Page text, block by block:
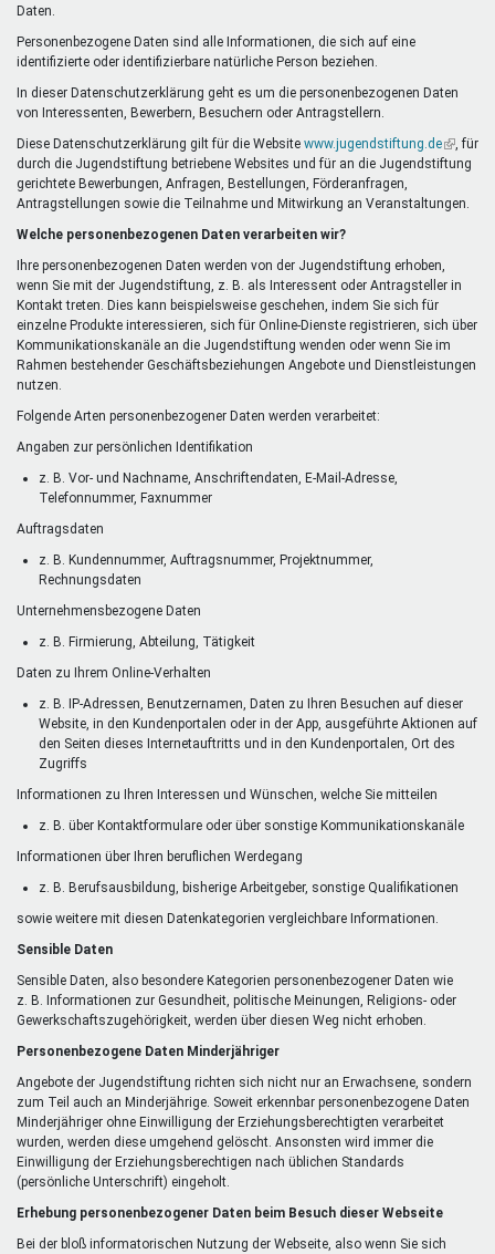
Daten.
Personenbezogene Daten sind alle Informationen, die sich auf eine
identifizierte oder identifizierbare natürliche Person beziehen.
In dieser Datenschutzerklärung geht es um die personenbezogenen Daten
von Interessenten, Bewerbern, Besuchern oder Antragstellern.
Diese Datenschutzerklärung gilt für die Website www.jugendstiftung.de(Link
ist
, für
durch die Jugendstiftung betriebene Websites und für an die Jugendstiftung
gerichtete Bewerbungen, Anfragen, Bestellungen, Förderanfragen,
Antragstellungen sowie die Teilnahme und Mitwirkung an Veranstaltungen.
Welche personenbezogenen Daten verarbeiten wir?
Ihre personenbezogenen Daten werden von der Jugendstiftung erhoben,
wenn Sie mit der Jugendstiftung, z. B. als Interessent oder Antragsteller in
Kontakt treten. Dies kann beispielsweise geschehen, indem Sie sich für
einzelne Produkte interessieren, sich für Online-Dienste registrieren, sich über
Kommunikationskanäle an die Jugendstiftung wenden oder wenn Sie im
Rahmen bestehender Geschäftsbeziehungen Angebote und Dienstleistungen
nutzen.
Folgende Arten personenbezogener Daten werden verarbeitet:
Angaben zur persönlichen Identifikation
z. B. Vor- und Nachname, Anschriftendaten, E-Mail-Adresse,
Telefonnummer, Faxnummer
Auftragsdaten
z. B. Kundennummer, Auftragsnummer, Projektnummer,
Rechnungsdaten
Unternehmensbezogene Daten
z. B. Firmierung, Abteilung, Tätigkeit
Daten zu Ihrem Online-Verhalten
z. B. IP-Adressen, Benutzernamen, Daten zu Ihren Besuchen auf dieser
Website, in den Kundenportalen oder in der App, ausgeführte Aktionen auf
den Seiten dieses Internetauftritts und in den Kundenportalen, Ort des
Zugriffs
Informationen zu Ihren Interessen und Wünschen, welche Sie mitteilen
z. B. über Kontaktformulare oder über sonstige Kommunikationskanäle
Informationen über Ihren beruflichen Werdegang
z. B. Berufsausbildung, bisherige Arbeitgeber, sonstige Qualifikationen
sowie weitere mit diesen Datenkategorien vergleichbare Informationen.
Sensible Daten
Sensible Daten, also besondere Kategorien personenbezogener Daten wie
z. B. Informationen zur Gesundheit, politische Meinungen, Religions- oder
Gewerkschaftszugehörigkeit, werden über diesen Weg nicht erhoben.
Personenbezogene Daten Minderjähriger
Angebote der Jugendstiftung richten sich nicht nur an Erwachsene, sondern
zum Teil auch an Minderjährige. Soweit erkennbar personenbezogene Daten
Minderjähriger ohne Einwilligung der Erziehungsberechtigten verarbeitet
wurden, werden diese umgehend gelöscht. Ansonsten wird immer die
Einwilligung der Erziehungsberechtigen nach üblichen Standards
(persönliche Unterschrift) eingeholt.
Erhebung personenbezogener Daten beim Besuch dieser Webseite
Bei der bloß informatorischen Nutzung der Webseite, also wenn Sie sich